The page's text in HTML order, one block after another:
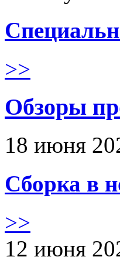
>>
Обзоры
18 июня
Сборка в
>>
12 июня